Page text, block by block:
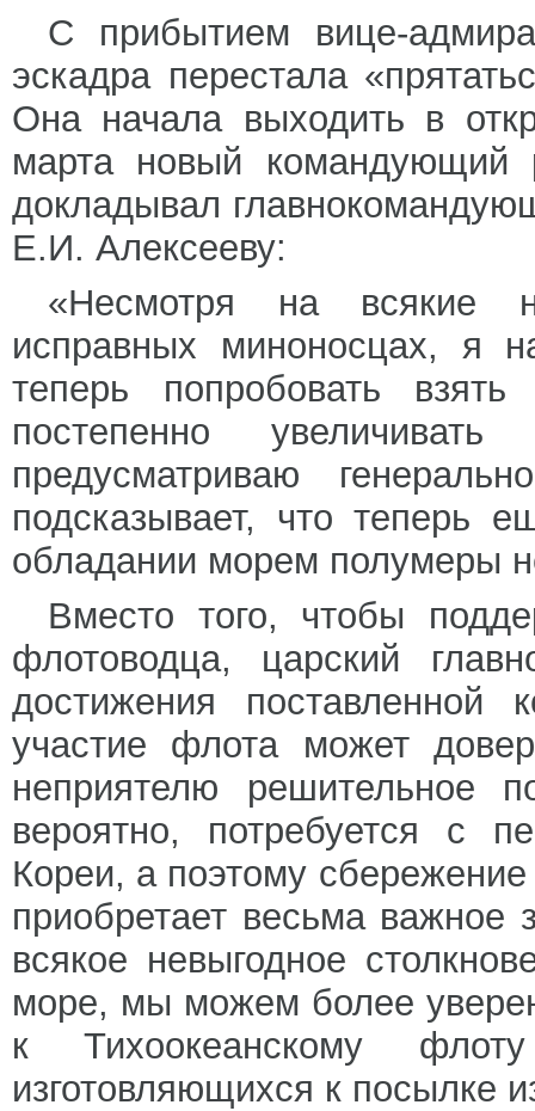
С прибытием вице-
эскадра перестала
Она начала выходить в
марта новый командующий
докладывал
Е.И. Алексееву:
«Несмотря на всякие
исправных миноносцах, я
теперь попробовать
постепенно
предусматриваю
подсказывает, что теперь
обладании морем полумеры
Вместо того, чтобы
флотоводца, царский
достижения поставленной
участие флота может
неприятелю решительное
вероятно, потребуется с
Кореи, а поэтому
приобретает весьма
всякое невыгодное
море, мы можем более
к Тихоокеанскому
изготовляющихся к посылке